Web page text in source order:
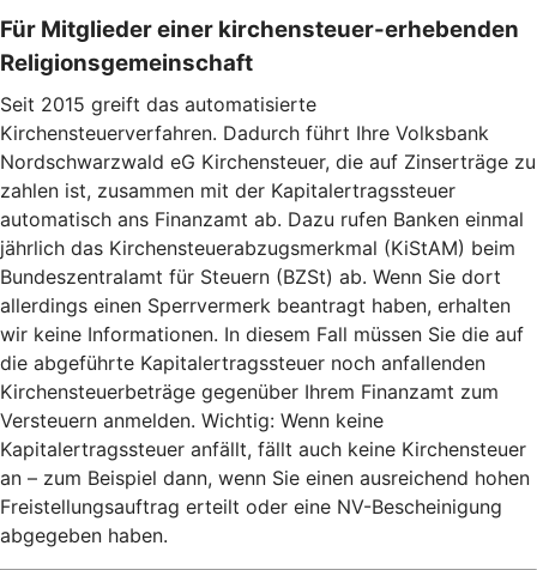
Für Mitglieder einer kirchensteuer-erhebenden
Religionsgemeinschaft
Seit 2015 greift das automatisierte
Kirchensteuerverfahren. Dadurch führt Ihre Volksbank
Nordschwarzwald eG Kirchensteuer, die auf Zinserträge zu
zahlen ist, zusammen mit der Kapitalertragssteuer
automatisch ans Finanzamt ab. Dazu rufen Banken einmal
jährlich das Kirchensteuerabzugsmerkmal (KiStAM) beim
Bundeszentralamt für Steuern (BZSt) ab. Wenn Sie dort
allerdings einen Sperrvermerk beantragt haben, erhalten
wir keine Informationen. In diesem Fall müssen Sie die auf
die abgeführte Kapitalertragssteuer noch anfallenden
Kirchensteuerbeträge gegenüber Ihrem Finanzamt zum
Versteuern anmelden. Wichtig: Wenn keine
Kapitalertragssteuer anfällt, fällt auch keine Kirchensteuer
an – zum Beispiel dann, wenn Sie einen ausreichend hohen
Freistellungsauftrag erteilt oder eine NV-Bescheinigung
abgegeben haben.